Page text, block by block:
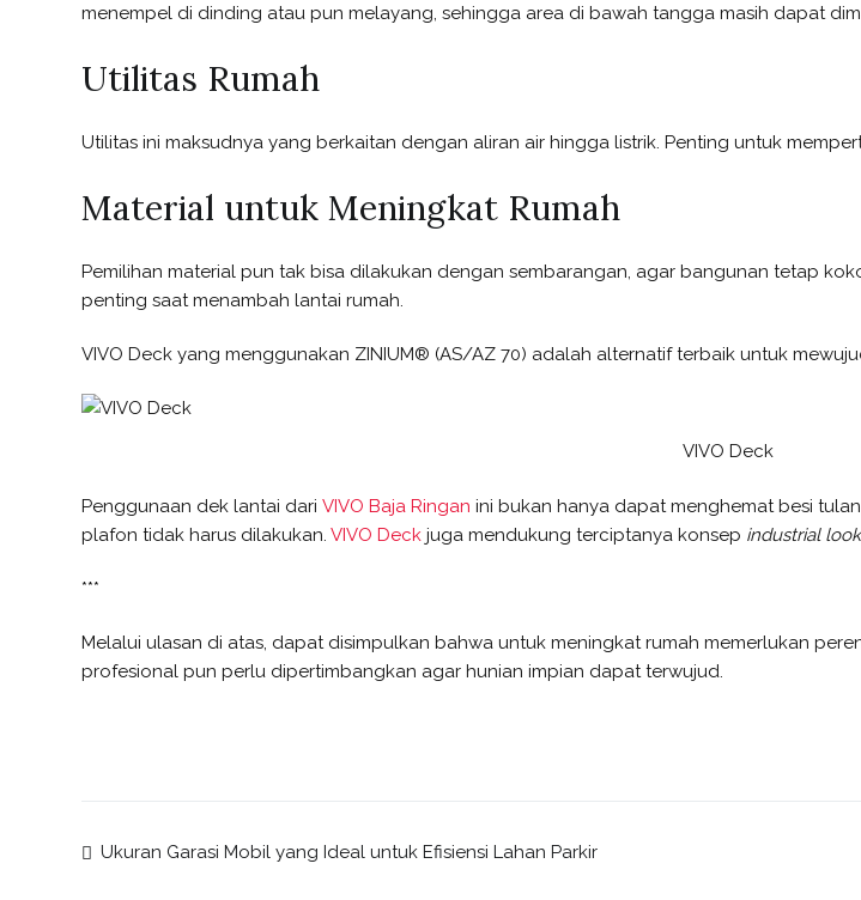
menempel di dinding atau pun melayang, sehingga area di bawah tangga masih dapat
Utilitas Rumah
Utilitas ini maksudnya yang berkaitan dengan aliran air hingga listrik. Penting untuk
Material untuk Meningkat Rumah
Pemilihan material pun tak bisa dilakukan dengan sembarangan, agar bangunan tetap
penting saat menambah lantai rumah.
VIVO Deck yang menggunakan ZINIUM® (AS/AZ 70) adalah alternatif terbaik untuk
VIVO Deck
Penggunaan dek lantai dari VIVO Baja Ringan ini bukan hanya dapat menghemat besi
plafon tidak harus dilakukan. VIVO Deck juga mendukung terciptanya konsep industrial
***
Melalui ulasan di atas, dapat disimpulkan bahwa untuk meningkat rumah memerlukan
profesional pun perlu dipertimbangkan agar hunian impian dapat terwujud.
Ukuran Garasi Mobil yang Ideal untuk Efisiensi Lahan Parkir